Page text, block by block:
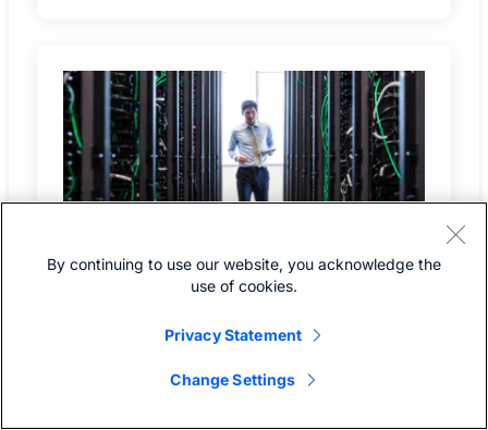
登陆 Cisco Secure AI Factory（与
NVIDIA 联合推出）
By continuing to use our website, you acknowledge the
use of cookies.
Privacy Statement
Change Settings